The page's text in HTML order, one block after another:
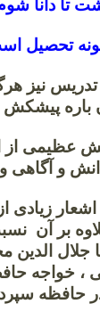
تا دانا
تحصیل
نیز
باره
عظیمی از
و آگاهی
اشعار زیادی
بر آن
جلال الدین
خواجه
حافظه